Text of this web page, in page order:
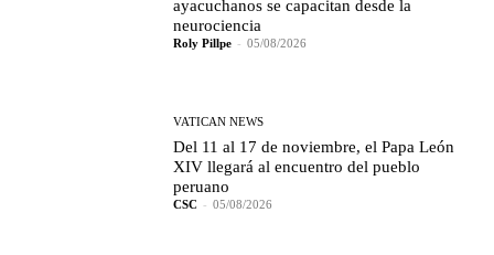
ayacuchanos se capacitan desde la
neurociencia
Roly Pillpe - 05/08/2026
VATICAN NEWS
Del 11 al 17 de noviembre, el Papa León
XIV llegará al encuentro del pueblo
peruano
CSC - 05/08/2026